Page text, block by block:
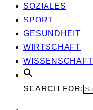
SOZIA­LES
SPORT
GESUND­HEIT
WIRT­SCHAFT
WIS­SEN­SCHAFT
SEARCH FOR: